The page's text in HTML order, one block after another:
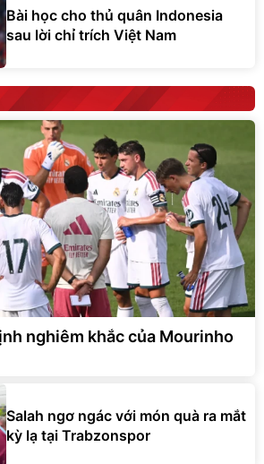
Bài học cho thủ quân Indonesia
sau lời chỉ trích Việt Nam
nghiêm khắc của Mourinho
Salah ngơ ngác với món quà ra mắt
kỳ lạ tại Trabzonspor